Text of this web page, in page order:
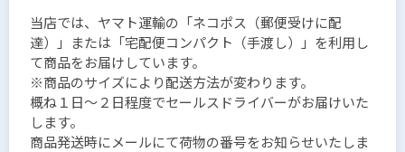
当店では、ヤマト運輸の「ネコポス（郵便受けに配
達）」または「宅配便コンパクト（手渡し）」を利用し
て商品をお届けしています。
※商品のサイズにより配送方法が変わります。
概ね１日〜２日程度でセールスドライバーがお届けいた
します。
商品発送時にメールにて荷物の番号をお知らせいたしま